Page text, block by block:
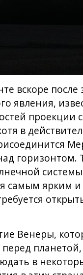
вскоре после
явления,
проекции
в
горизонтом.
самым ярким
Венеры,
в